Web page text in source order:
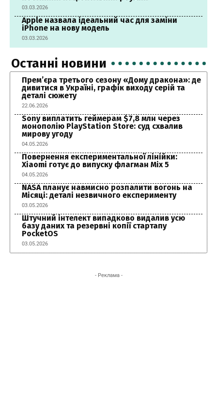
03.03.2026
Apple назвала ідеальний час для заміни
iPhone на нову модель
03.03.2026
Останні новини
Прем’єра третього сезону «Дому дракона»: де
дивитися в Україні, графік виходу серій та
деталі сюжету
22.06.2026
Sony виплатить геймерам $7,8 млн через
монополію PlayStation Store: суд схвалив
мирову угоду
04.05.2026
Повернення експериментальної лінійки:
Xiaomi готує до випуску флагман Mix 5
04.05.2026
NASA планує навмисно розпалити вогонь на
Місяці: деталі незвичного експерименту
03.05.2026
Штучний інтелект випадково видалив усю
базу даних та резервні копії стартапу
PocketOS
03.05.2026
- Реклама -